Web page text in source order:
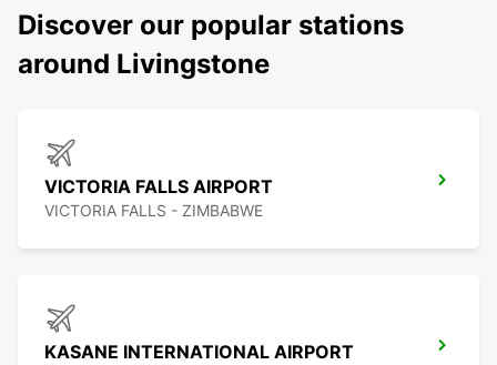
Discover our popular stations
around Livingstone
VICTORIA FALLS AIRPORT
VICTORIA FALLS - ZIMBABWE
KASANE INTERNATIONAL AIRPORT